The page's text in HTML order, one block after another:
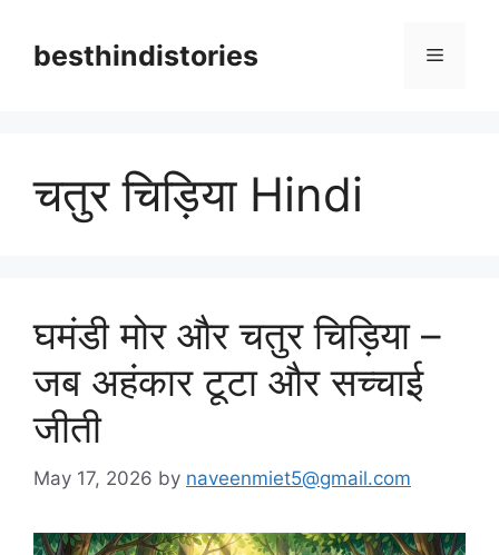
contentbesthindistories Menu
चतुर चिड़िया Hindi
घमंडी मोर और चतुर चिड़िया –
जब अहंकार टूटा और सच्चाई
जीती
May 17, 2026 by naveenmiet5@gmail.com